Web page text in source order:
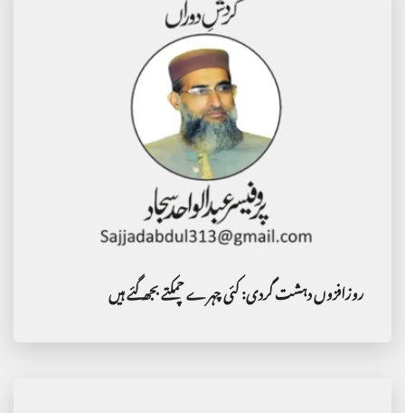
روزافزوں دہشت گردی: کئی چہرے چمکتے بجھ گئے ہیں